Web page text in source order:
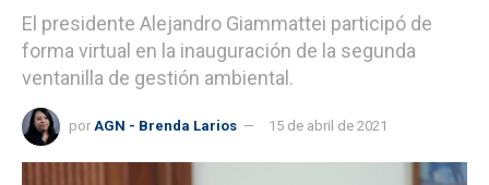
El presidente Alejandro Giammattei participó de
forma virtual en la inauguración de la segunda
ventanilla de gestión ambiental.
por AGN - Brenda Larios 15 de abril de 2021